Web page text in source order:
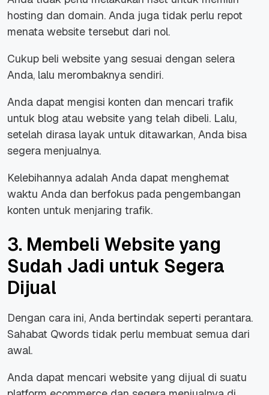
hosting dan domain. Anda juga tidak perlu repot
menata website tersebut dari nol.
Cukup beli website yang sesuai dengan selera
Anda, lalu merombaknya sendiri.
Anda dapat mengisi konten dan mencari trafik
untuk blog atau website yang telah dibeli. Lalu,
setelah dirasa layak untuk ditawarkan, Anda bisa
segera menjualnya.
Kelebihannya adalah Anda dapat menghemat
waktu Anda dan berfokus pada pengembangan
konten untuk menjaring trafik.
3. Membeli Website yang
Sudah Jadi untuk Segera
Dijual
Dengan cara ini, Anda bertindak seperti perantara.
Sahabat Qwords tidak perlu membuat semua dari
awal.
Anda dapat mencari website yang dijual di suatu